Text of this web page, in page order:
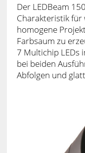
Der LEDBeam
Charakteristik für
homogene
Farbsaum zu
7 Multichip LEDs
bei beiden
Abfolgen und